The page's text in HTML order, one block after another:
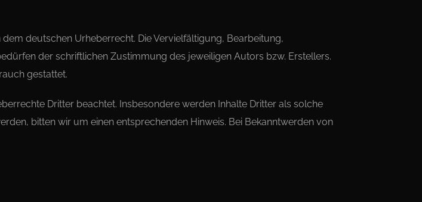
deutschen Urheberrecht. Die Vervielfältigung, Bearbeitung,
der schriftlichen Zustimmung des jeweiligen Autors bzw. Erstellers.
gestattet.
Dritter beachtet. Insbesondere werden Inhalte Dritter als solche
bitten wir um einen entsprechenden Hinweis. Bei Bekanntwerden von